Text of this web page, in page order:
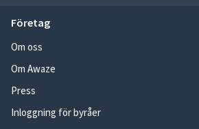
Företag
Om oss
Om Awaze
Press
Inloggning för byråer